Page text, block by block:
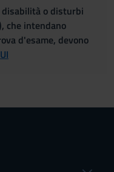
o disturbi
che intendano
d'esame, devono